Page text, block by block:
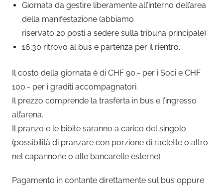
Giornata da gestire liberamente all’interno dell’area
della manifestazione (abbiamo
riservato 20 posti a sedere sulla tribuna principale)
16:30 ritrovo al bus e partenza per il rientro.
Il costo della giornata è di CHF 90.- per i Soci e CHF
100.- per i graditi accompagnatori.
Il prezzo comprende la trasferta in bus e l’ingresso
all’arena.
Il pranzo e le bibite saranno a carico del singolo
(possibilità di pranzare con porzione di raclette o altro
nel capannone o alle bancarelle esterne).
Pagamento in contante direttamente sul bus oppure